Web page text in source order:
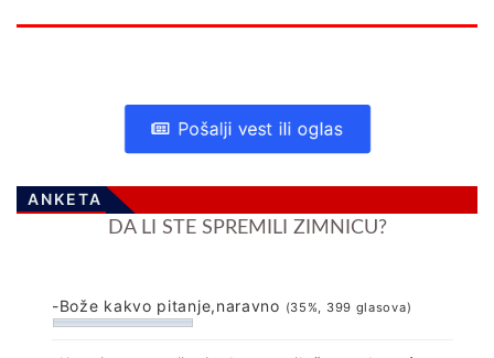
Pošalji vest ili oglas
ANKETA
DA LI STE SPREMILI ZIMNICU?
-Bože kakvo pitanje,naravno (35%, 399 glasova)